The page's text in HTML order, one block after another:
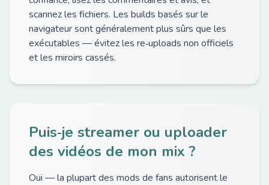
scannez les fichiers. Les builds basés sur le
navigateur sont généralement plus sûrs que les
exécutables — évitez les re‑uploads non officiels
et les miroirs cassés.
Puis‑je streamer ou uploader
des vidéos de mon mix ?
Oui — la plupart des mods de fans autorisent le